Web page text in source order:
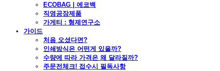
ECOBAG | 에코백
직영공장제품
가게티 : 형제연구소
가이드
처음 오셨다면?
인쇄방식은 어떤게 있을까?
수량에 따라 가격은 왜 달라질까?
주문전체크! 접수시 필독사항